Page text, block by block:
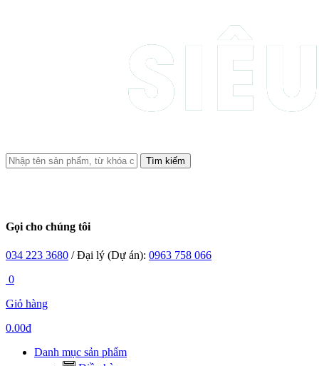
Tìm kiếm
Gọi cho chúng tôi
034 223 3680 / Đại lý (Dự án): 0963 758 066
0
Giỏ hàng
0.00đ
Danh mục sản phẩm